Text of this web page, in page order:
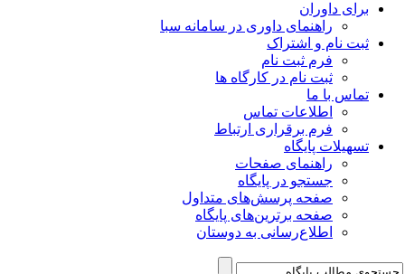
برای داوران
راهنمای داوری در سامانه سبا
ثبت نام و اشتراک
فرم ثبت نام
ثبت نام در کارگاه ها
تماس با ما
اطلاعات تماس
فرم برقراری ارتباط
تسهیلات پایگاه
راهنمای صفحات
جستجو در پایگاه
صفحه پرسش‌های متداول
صفحه برترین‌های پایگاه
اطلاع‌رسانی به دوستان